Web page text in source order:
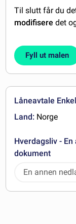
Til slutt får du
modifisere det
Fyll ut malen
Låneavtale
Land: Norge
Hverdagsliv -
dokument
En annen
dokument